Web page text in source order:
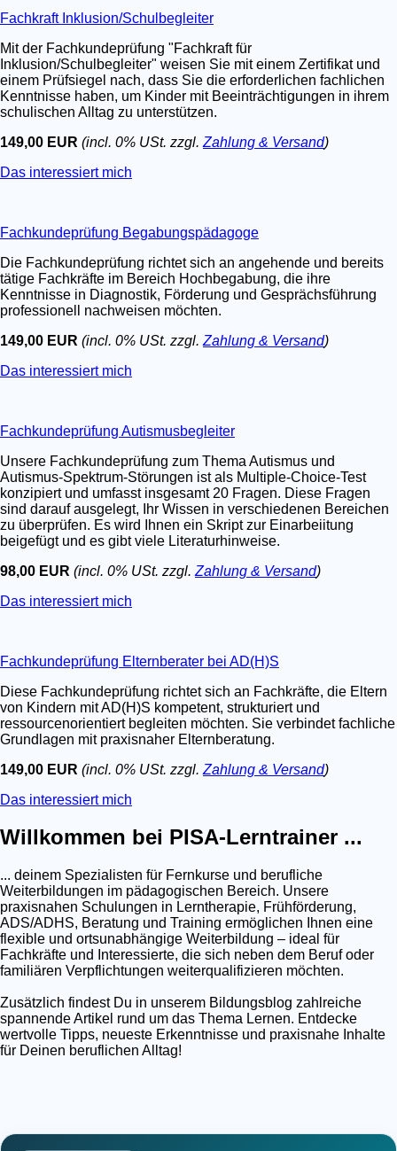
Fachkraft Inklusion/Schulbegleiter
Mit der Fachkundeprüfung "Fachkraft für
Inklusion/Schulbegleiter" weisen Sie mit einem Zertifikat und
einem Prüfsiegel nach, dass Sie die erforderlichen fachlichen
Kenntnisse haben, um Kinder mit Beeinträchtigungen in ihrem
schulischen Alltag zu unterstützen.
149,00 EUR (incl. 0% USt. zzgl. Zahlung & Versand)
Das interessiert mich
Fachkundeprüfung Begabungspädagoge
Die Fachkundeprüfung richtet sich an angehende und bereits
tätige Fachkräfte im Bereich Hochbegabung, die ihre
Kenntnisse in Diagnostik, Förderung und Gesprächsführung
professionell nachweisen möchten.
149,00 EUR (incl. 0% USt. zzgl. Zahlung & Versand)
Das interessiert mich
Fachkundeprüfung Autismusbegleiter
Unsere Fachkundeprüfung zum Thema Autismus und
Autismus-Spektrum-Störungen ist als Multiple-Choice-Test
konzipiert und umfasst insgesamt 20 Fragen. Diese Fragen
sind darauf ausgelegt, Ihr Wissen in verschiedenen Bereichen
zu überprüfen. Es wird Ihnen ein Skript zur Einarbeiitung
beigefügt und es gibt viele Literaturhinweise.
98,00 EUR (incl. 0% USt. zzgl. Zahlung & Versand)
Das interessiert mich
Fachkundeprüfung Elternberater bei AD(H)S
Diese Fachkundeprüfung richtet sich an Fachkräfte, die Eltern
von Kindern mit AD(H)S kompetent, strukturiert und
ressourcenorientiert begleiten möchten. Sie verbindet fachliche
Grundlagen mit praxisnaher Elternberatung.
149,00 EUR (incl. 0% USt. zzgl. Zahlung & Versand)
Das interessiert mich
Willkommen bei PISA-Lerntrainer ...
... deinem Spezialisten für Fernkurse und berufliche
Weiterbildungen im pädagogischen Bereich. Unsere
praxisnahen Schulungen in Lerntherapie, Frühförderung,
ADS/ADHS, Beratung und Training ermöglichen Ihnen eine
flexible und ortsunabhängige Weiterbildung – ideal für
Fachkräfte und Interessierte, die sich neben dem Beruf oder
familiären Verpflichtungen weiterqualifizieren möchten.
Zusätzlich findest Du in unserem Bildungsblog zahlreiche
spannende Artikel rund um das Thema Lernen. Entdecke
wertvolle Tipps, neueste Erkenntnisse und praxisnahe Inhalte
für Deinen beruflichen Alltag!